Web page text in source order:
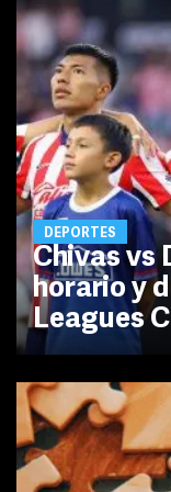
DEPORTES
Chivas vs
horario y
Leagues